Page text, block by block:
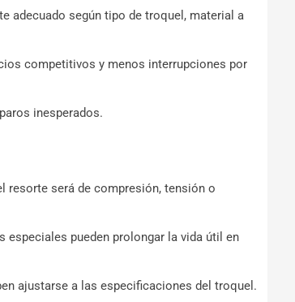
adecuado según tipo de troquel, material a
competitivos y menos interrupciones por
inesperados.
resorte será de compresión, tensión o
pueden prolongar la vida útil en
ajustarse a las especificaciones del troquel.